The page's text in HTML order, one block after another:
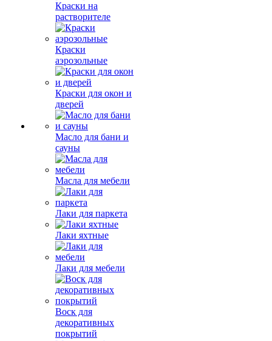
Краски на
растворителе
Краски
аэрозольные
Краски для окон и
дверей
Масло для бани и
сауны
Масла для мебели
Лаки для паркета
Лаки яхтные
Лаки для мебели
Воск для
декоративных
покрытий